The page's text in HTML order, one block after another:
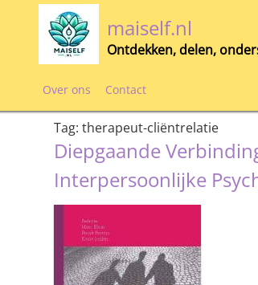
maiself.nl
Ontdekken, delen,
Over ons Contact
Tag:therapeut-cliëntrelatie
Diepgaande
Interpersoonlijke